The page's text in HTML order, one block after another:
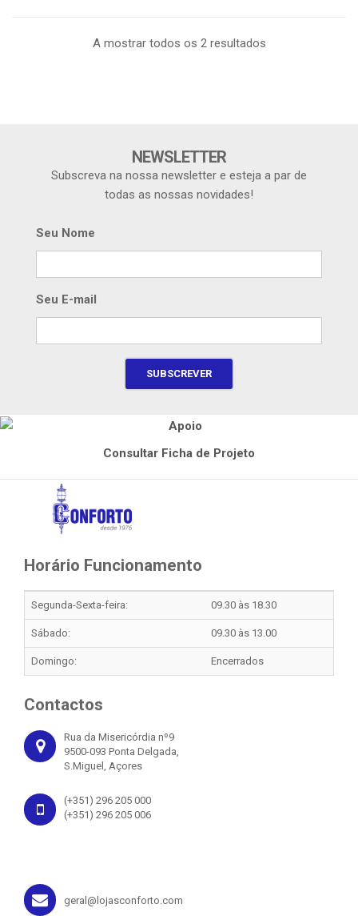
A mostrar todos os 2 resultados
NEWSLETTER
Subscreva na nossa newsletter e esteja a par de
todas as nossas novidades!
Seu Nome
Seu E-mail
Consultar Ficha de Projeto
Horário Funcionamento
Segunda-Sexta-feira: 09.30 às 18.30
Sábado: 09.30 às 13.00
Domingo: Encerrados
Contactos
Rua da Misericórdia nº9
9500-093 Ponta Delgada,
S.Miguel, Açores
(+351) 296 205 000
(+351) 296 205 006
geral@lojasconforto.com